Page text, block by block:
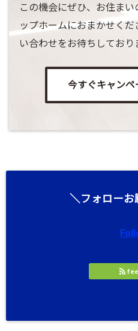
この機会にぜひ、お住ま
ップホームにおまかせく
い合わせをお待ちしており
今すぐキャンペ
＼フォローお